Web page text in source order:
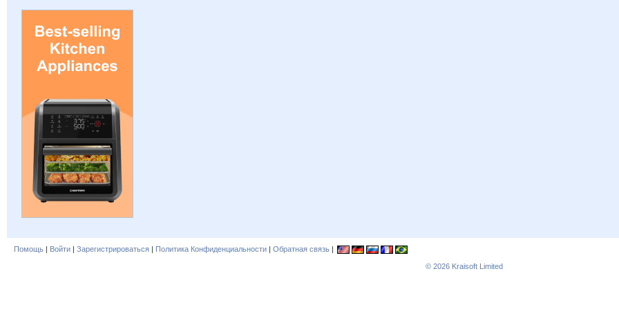
Помощь | Войти | Зарегистрироваться | Политика Конфиденциальности | Обратная связь |
© 2026 Kraisoft Limited